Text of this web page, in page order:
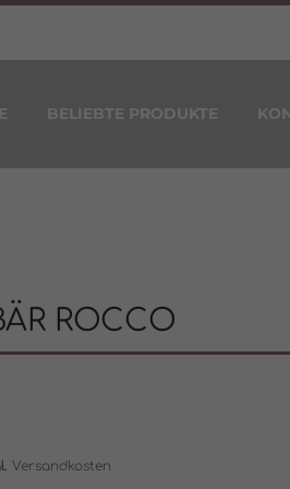
BELIEBTE PRODUKTE
ROCCO
Versandkosten